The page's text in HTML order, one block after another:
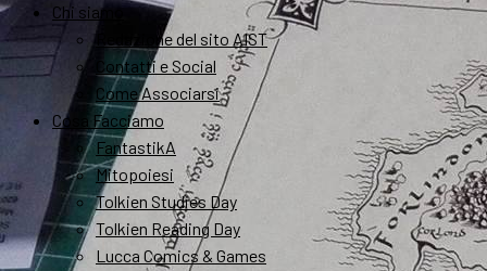
Chi siamo
Redazione del sito AIST
Contatti e Social
Come Associarsi
Cosa Facciamo
FantastikA
Mitopoiesi
Tolkien Studies Day
Tolkien Reading Day
Lucca Comics & Games